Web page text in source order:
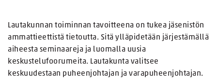
Lautakunnan toiminnan tavoitteena on tukea jäsenistön
ammattieettistä tietoutta. Sitä ylläpidetään järjestämällä
aiheesta seminaareja ja luomalla uusia
keskustelufoorumeita. Lautakunta valitsee
keskuudestaan puheenjohtajan ja varapuheenjohtajan.